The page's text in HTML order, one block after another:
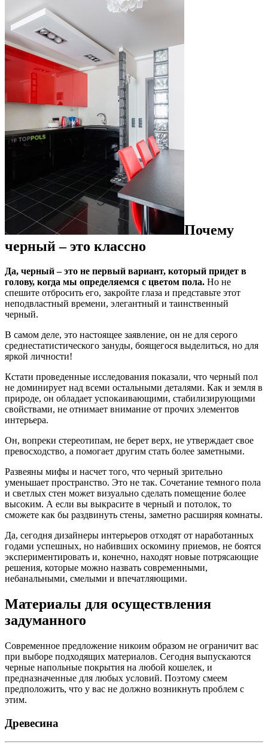
Почему
черный – это классно
Да, черный – это не первый вариант, который придет в
голову, когда мы определяемся с цветом пола. Но не
спешите отбросить его, закройте глаза и представьте этот
неподвластный времени, элегантный и таинственный
черный.
В самом деле, это настоящее заявление, он не для серого
среднестатистического зануды, боящегося выделиться, но для
яркой личности!
Кстати проведенные исследования показали, что черный пол
не доминирует над всеми остальными деталями. Как и земля в
природе, он обладает успокаивающими, стабилизирующими
свойствами, не отнимает внимание от прочих элементов
интерьера.
Он, вопреки стереотипам, не берет верх, не утверждает свое
превосходство, а помогает другим стать более заметными.
Развеяны мифы и насчет того, что черный зрительно
уменьшает пространство. Это не так. Сочетание темного пола
и светлых стен может визуально сделать помещение более
высоким. А если вы выкрасите в черный и потолок, то
сможете как бы раздвинуть стены, заметно расширяя комнаты.
Да, сегодня дизайнеры интерьеров отходят от наработанных
годами успешных, но набивших оскомину приемов, не боятся
экспериментировать и, конечно, находят новые потрясающие
решения, которые можно назвать современными,
небанальными, смелыми и впечатляющими.
Материалы для осуществления
задуманного
Современное предложение никоим образом не ограничит вас
при выборе подходящих материалов. Сегодня выпускаются
черные напольные покрытия на любой кошелек, и
предназначенные для любых условий. Поэтому смеем
предположить, что у вас не должно возникнуть проблем с
этим.
Древесина